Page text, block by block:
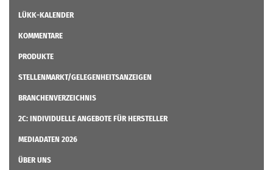
LÜKK-KALENDER
KOMMENTARE
PRODUKTE
STELLENMARKT/GELEGENHEITSANZEIGEN
BRANCHENVERZEICHNIS
2C: INDIVIDUELLE ANGEBOTE FÜR HERSTELLER
MEDIADATEN 2026
ÜBER UNS